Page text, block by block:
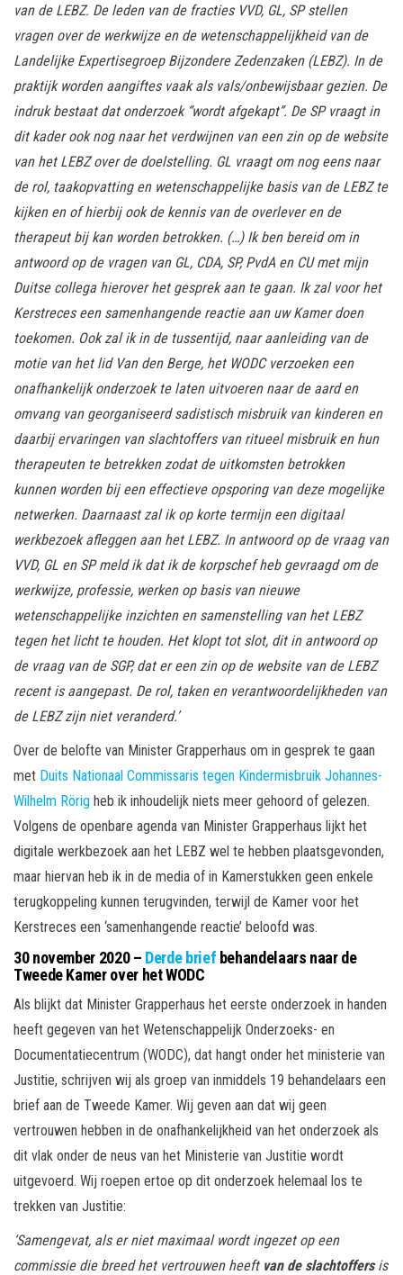
van de LEBZ. De leden van de fracties VVD, GL, SP stellen
vragen over de werkwijze en de wetenschappelijkheid van de
Landelijke Expertisegroep Bijzondere Zedenzaken (LEBZ). In de
praktijk worden aangiftes vaak als vals/onbewijsbaar gezien. De
indruk bestaat dat onderzoek “wordt afgekapt”. De SP vraagt in
dit kader ook nog naar het verdwijnen van een zin op de website
van het LEBZ over de doelstelling. GL vraagt om nog eens naar
de rol, taakopvatting en wetenschappelijke basis van de LEBZ te
kijken en of hierbij ook de kennis van de overlever en de
therapeut bij kan worden betrokken. (…) Ik ben bereid om in
antwoord op de vragen van GL, CDA, SP, PvdA en CU met mijn
Duitse collega hierover het gesprek aan te gaan. Ik zal voor het
Kerstreces een samenhangende reactie aan uw Kamer doen
toekomen. Ook zal ik in de tussentijd, naar aanleiding van de
motie van het lid Van den Berge, het WODC verzoeken een
onafhankelijk onderzoek te laten uitvoeren naar de aard en
omvang van georganiseerd sadistisch misbruik van kinderen en
daarbij ervaringen van slachtoffers van ritueel misbruik en hun
therapeuten te betrekken zodat de uitkomsten betrokken
kunnen worden bij een effectieve opsporing van deze mogelijke
netwerken. Daarnaast zal ik op korte termijn een digitaal
werkbezoek afleggen aan het LEBZ. In antwoord op de vraag van
VVD, GL en SP meld ik dat ik de korpschef heb gevraagd om de
werkwijze, professie, werken op basis van nieuwe
wetenschappelijke inzichten en samenstelling van het LEBZ
tegen het licht te houden. Het klopt tot slot, dit in antwoord op
de vraag van de SGP, dat er een zin op de website van de LEBZ
recent is aangepast. De rol, taken en verantwoordelijkheden van
de LEBZ zijn niet veranderd.’
Over de belofte van Minister Grapperhaus om in gesprek te gaan
met Duits Nationaal Commissaris tegen Kindermisbruik Johannes-
Wilhelm Rörig heb ik inhoudelijk niets meer gehoord of gelezen.
Volgens de openbare agenda van Minister Grapperhaus lijkt het
digitale werkbezoek aan het LEBZ wel te hebben plaatsgevonden,
maar hiervan heb ik in de media of in Kamerstukken geen enkele
terugkoppeling kunnen terugvinden, terwijl de Kamer voor het
Kerstreces een ‘samenhangende reactie’ beloofd was.
30 november 2020 – Derde brief behandelaars naar de
Tweede Kamer over het WODC
Als blijkt dat Minister Grapperhaus het eerste onderzoek in handen
heeft gegeven van het Wetenschappelijk Onderzoeks- en
Documentatiecentrum (WODC), dat hangt onder het ministerie van
Justitie, schrijven wij als groep van inmiddels 19 behandelaars een
brief aan de Tweede Kamer. Wij geven aan dat wij geen
vertrouwen hebben in de onafhankelijkheid van het onderzoek als
dit vlak onder de neus van het Ministerie van Justitie wordt
uitgevoerd. Wij roepen ertoe op dit onderzoek helemaal los te
trekken van Justitie:
‘Samengevat, als er niet maximaal wordt ingezet op een
commissie die breed het vertrouwen heeft van de slachtoffersis